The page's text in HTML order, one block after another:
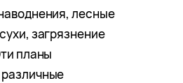
лесные
загрязнение
планы